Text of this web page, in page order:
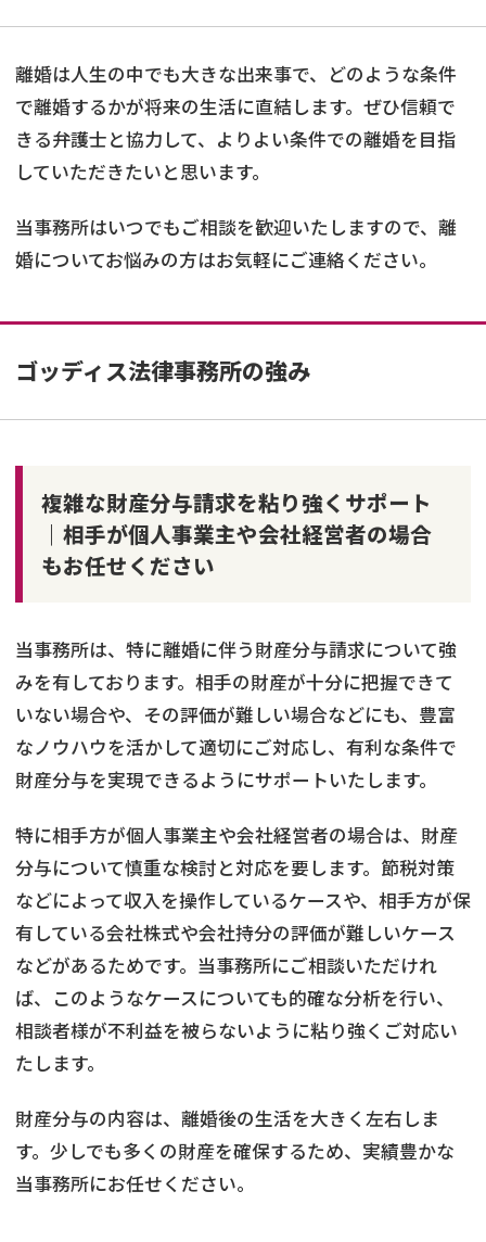
離婚は人生の中でも大きな出来事で、どのような条件
で離婚するかが将来の生活に直結します。ぜひ信頼で
きる弁護士と協力して、よりよい条件での離婚を目指
していただきたいと思います。
当事務所はいつでもご相談を歓迎いたしますので、離
婚についてお悩みの方はお気軽にご連絡ください。
ゴッディス法律事務所の強み
複雑な財産分与請求を粘り強くサポート
｜相手が個人事業主や会社経営者の場合
もお任せください
当事務所は、特に離婚に伴う財産分与請求について強
みを有しております。相手の財産が十分に把握できて
いない場合や、その評価が難しい場合などにも、豊富
なノウハウを活かして適切にご対応し、有利な条件で
財産分与を実現できるようにサポートいたします。
特に相手方が個人事業主や会社経営者の場合は、財産
分与について慎重な検討と対応を要します。節税対策
などによって収入を操作しているケースや、相手方が保
有している会社株式や会社持分の評価が難しいケース
などがあるためです。当事務所にご相談いただけれ
ば、このようなケースについても的確な分析を行い、
相談者様が不利益を被らないように粘り強くご対応い
たします。
財産分与の内容は、離婚後の生活を大きく左右しま
す。少しでも多くの財産を確保するため、実績豊かな
当事務所にお任せください。